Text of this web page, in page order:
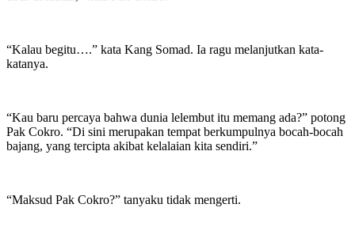
“Kalau begitu….” kata Kang Somad. Ia ragu melanjutkan kata-
katanya.
“Kau baru percaya bahwa dunia lelembut itu memang ada?” potong
Pak Cokro. “Di sini merupakan tempat berkumpulnya bocah-bocah
bajang, yang tercipta akibat kelalaian kita sendiri.”
“Maksud Pak Cokro?” tanyaku tidak mengerti.